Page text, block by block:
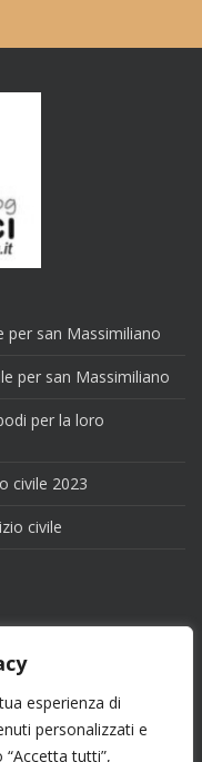
esperienza di
personalizzati e
tutti”,
per san Massimiliano
per san Massimiliano
per la loro
civile 2023
civile